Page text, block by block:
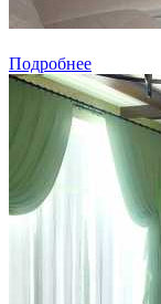
Подробнее